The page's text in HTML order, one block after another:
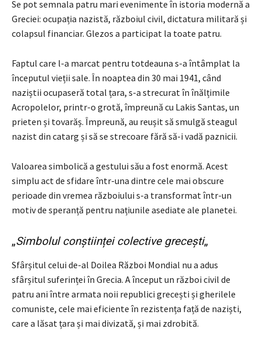
Se pot semnala patru mari evenimente în istoria modernă a
Greciei: ocupația nazistă, războiul civil, dictatura militară și
colapsul financiar. Glezos a participat la toate patru.
Faptul care l-a marcat pentru totdeauna s-a întâmplat la
începutul vieții sale. În noaptea din 30 mai 1941, când
naziștii ocupaseră total țara, s-a strecurat în înălțimile
Acropolelor, printr-o grotă, împreună cu Lakis Santas, un
prieten și tovarăș. Împreună, au reușit să smulgă steagul
nazist din catarg și să se strecoare fără să-i vadă paznicii.
Valoarea simbolică a gestului său a fost enormă. Acest
simplu act de sfidare într-una dintre cele mai obscure
perioade din vremea războiului s-a transformat într-un
motiv de speranță pentru națiunile asediate ale planetei.
„Simbolul conștiinței colective grecești„
Sfârșitul celui de-al Doilea Război Mondial nu a adus
sfârșitul suferinței în Grecia. A început un război civil de
patru ani între armata noii republici grecești și gherilele
comuniste, cele mai eficiente în rezistența față de naziști,
care a lăsat țara și mai divizată, și mai zdrobită.